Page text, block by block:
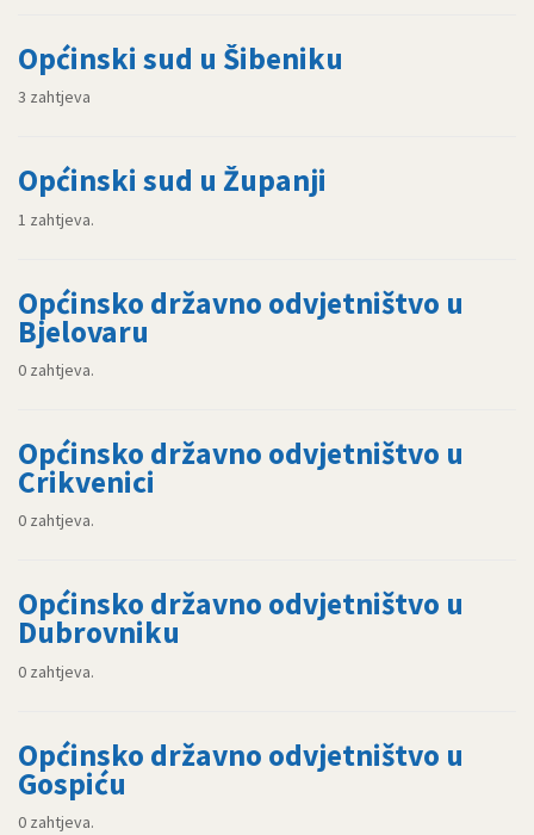
Općinski sud u Šibeniku
3 zahtjeva
Općinski sud u Županji
1 zahtjeva.
Općinsko državno odvjetništvo u
Bjelovaru
0 zahtjeva.
Općinsko državno odvjetništvo u
Crikvenici
0 zahtjeva.
Općinsko državno odvjetništvo u
Dubrovniku
0 zahtjeva.
Općinsko državno odvjetništvo u
Gospiću
0 zahtjeva.